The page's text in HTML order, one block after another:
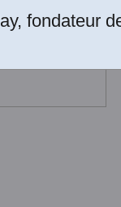
fondateur